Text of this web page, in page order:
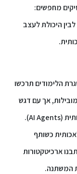
מחפשים:
לבין היכולת לעצב
הלימודים תרכשו
אך עם דגש
חדש – עבודה לצד סוכני בינה מלאכותית (AI Agents).
כשותף
ארכיטקטורות
המשתנה.